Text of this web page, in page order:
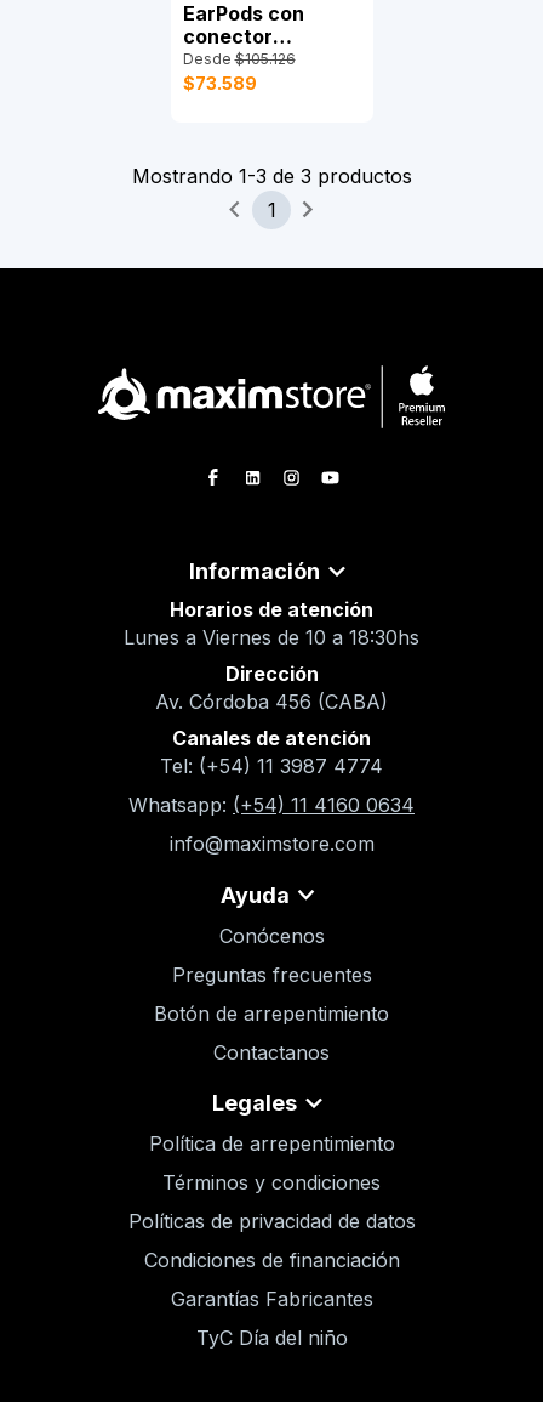
EarPods con
conector
Lightning
Desde $105.126
$73.589
Mostrando 1-3 de 3 productos
1
Información
Horarios de atención
Lunes a Viernes de 10 a 18:30hs
Dirección
Av. Córdoba 456 (CABA)
Canales de atención
Tel: (+54) 11 3987 4774
Whatsapp: (+54) 11 4160 0634
info@maximstore.com
Ayuda
Conócenos
Preguntas frecuentes
Botón de arrepentimiento
Contactanos
Legales
Política de arrepentimiento
Términos y condiciones
Políticas de privacidad de datos
Condiciones de financiación
Garantías Fabricantes
TyC Día del niño